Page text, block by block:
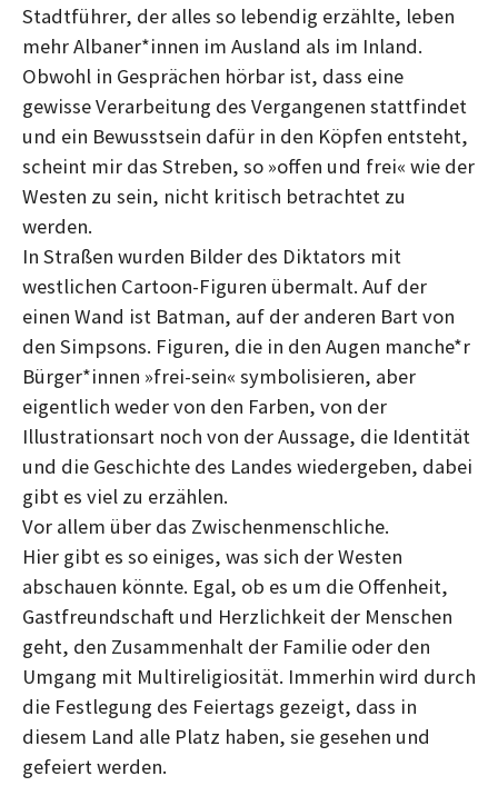
Stadtführer, der alles so lebendig erzählte, leben
mehr Albaner*innen im Ausland als im Inland.
Obwohl in Gesprächen hörbar ist, dass eine
gewisse Verarbeitung des Vergangenen stattfindet
und ein Bewusstsein dafür in den Köpfen entsteht,
scheint mir das Streben, so »offen und frei« wie der
Westen zu sein, nicht kritisch betrachtet zu
werden.
In Straßen wurden Bilder des Diktators mit
westlichen Cartoon-Figuren übermalt. Auf der
einen Wand ist Batman, auf der anderen Bart von
den Simpsons. Figuren, die in den Augen manche*r
Bürger*innen »frei-sein« symbolisieren, aber
eigentlich weder von den Farben, von der
Illustrationsart noch von der Aussage, die Identität
und die Geschichte des Landes wiedergeben, dabei
gibt es viel zu erzählen.
Vor allem über das Zwischenmenschliche.
Hier gibt es so einiges, was sich der Westen
abschauen könnte. Egal, ob es um die Offenheit,
Gastfreundschaft und Herzlichkeit der Menschen
geht, den Zusammenhalt der Familie oder den
Umgang mit Multireligiosität. Immerhin wird durch
die Festlegung des Feiertags gezeigt, dass in
diesem Land alle Platz haben, sie gesehen und
gefeiert werden.